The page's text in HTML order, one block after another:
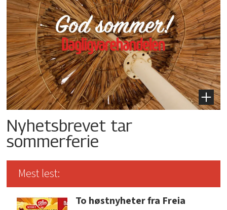
Nyhetsbrevet tar
sommerferie
Mest lest:
To høstnyheter fra Freia